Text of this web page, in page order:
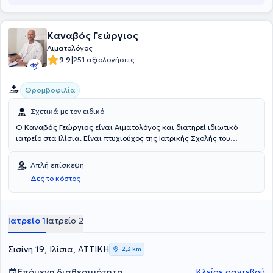
Καναβός Γεώργιος
Αιματολόγος
9.9|251 αξιολογήσεις
Θρομβοφιλία
Σχετικά με τον ειδικό
Ο Καναβός Γεώργιος είναι Αιματολόγος και διατηρεί ιδιωτικό
ιατρείο στα Ιλίσια. Είναι πτυχιούχος της Ιατρικής Σχολής του
εξειδικευμένος στην θρομβοεμβολική νόσo, στις καταστάσεις
θρομβοφιλίας (κληρονομικής και επίκτητης) και στην αιματολογία
της κύησης. Επιπλέον, πέρα από το ιδιωτικό του ιατρείο, είναι
Υπεύθυνος Αιματολόγος του Αιματολογικού Εργαστηρίου και του
Κλινική "ΡΕΑ". Τέλος, ο γιατρός είναι μέλος της Ελληνικής
Αιματολογικής Εταιρείας.
Απλή επίσκεψη
Δες το κόστος
Ιατρείο 1Ιατρείο 2
Σισίνη 19, Ιλίσια, ΑΤΤΙΚΗ 2,3 km